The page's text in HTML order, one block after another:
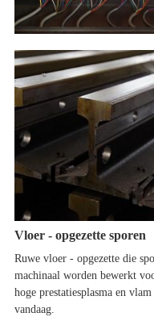
Vloer - opgezette sporen
Ruwe vloer - opgezette die
machinaal worden bewerkt
hoge prestatiesplasma en
vandaag.